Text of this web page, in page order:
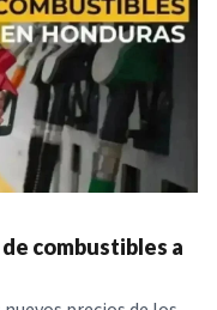
combustibles a